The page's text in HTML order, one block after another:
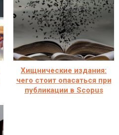
Хищнические издания:
чего стоит опасаться при
публикации в Scopus